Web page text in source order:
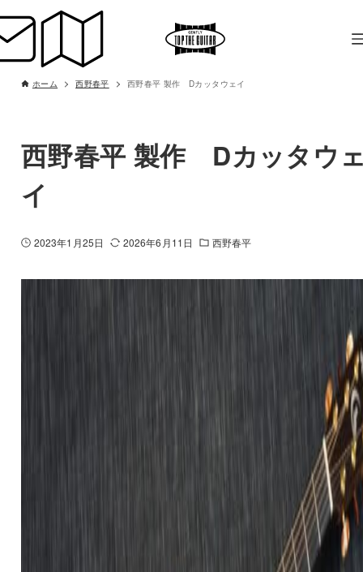
ホーム 西野春平 西野春平 製作 Dカッタウェイ
西野春平 製作 Dカッタウ
イ
2023年1月25日 2026年6月11日 西野春平